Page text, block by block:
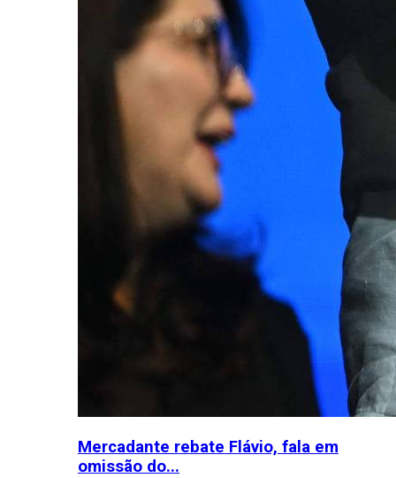
Mercadante rebate Flávio, fala em
omissão do...